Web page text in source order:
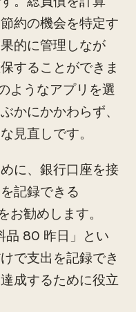
約の機会を特定す
的に管理しなが
することができま
ようなアプリを選
かにかかわらず、
見直しです。
に、銀行口座を接
記録できる
勧めします。
品 80 昨日」とい
で支出を記録でき
成するために役立